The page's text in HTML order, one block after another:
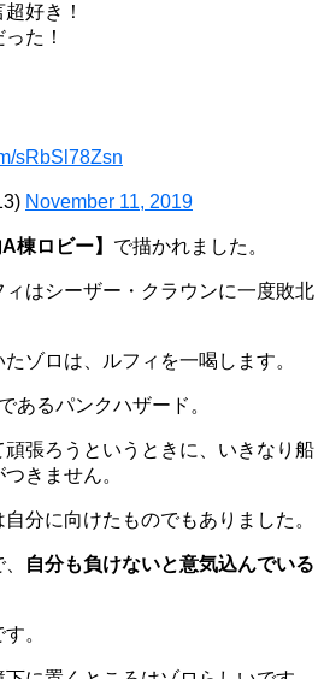
好き！
た！
sRbSl78Zsn
November 11, 2019
棟ロビー】 で描かれました。
はシーザー・クラウンに一度敗北
ゾロは、ルフィを一喝します。
あるパンクハザード。
張ろうというときに、いきなり船
きません。
分に向けたものでもありました。
自分も負けないと意気込んでいる
。